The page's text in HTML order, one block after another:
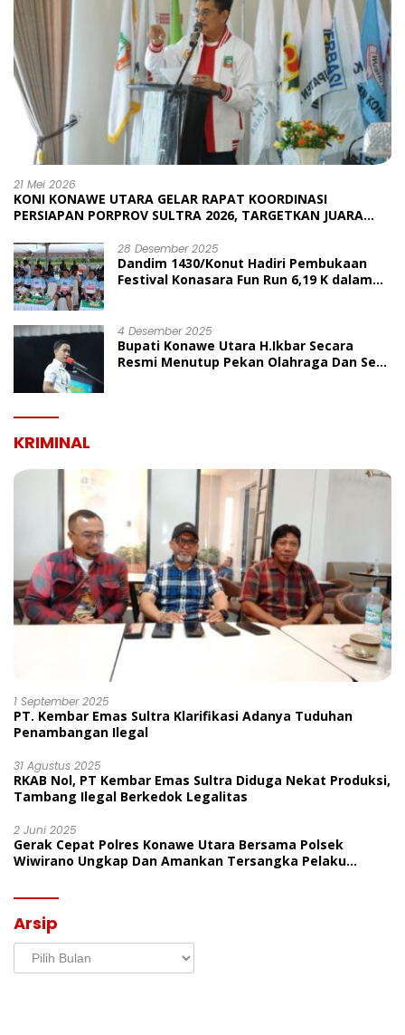
21 Mei 2026
KONI KONAWE UTARA GELAR RAPAT KOORDINASI
PERSIAPAN PORPROV SULTRA 2026, TARGETKAN JUARA
28 Desember 2025
Dandim 1430/Konut Hadiri Pembukaan
Festival Konasara Fun Run 6,19 K dalam
4 Desember 2025
Bupati Konawe Utara H.Ikbar Secara
Resmi Menutup Pekan Olahraga Dan Seni
KRIMINAL
1 September 2025
PT. Kembar Emas Sultra Klarifikasi Adanya Tuduhan
Penambangan Ilegal
31 Agustus 2025
RKAB Nol, PT Kembar Emas Sultra Diduga Nekat Produksi,
Tambang Ilegal Berkedok Legalitas
2 Juni 2025
Gerak Cepat Polres Konawe Utara Bersama Polsek
Wiwirano Ungkap Dan Amankan Tersangka Pelaku
Arsip
Arsip